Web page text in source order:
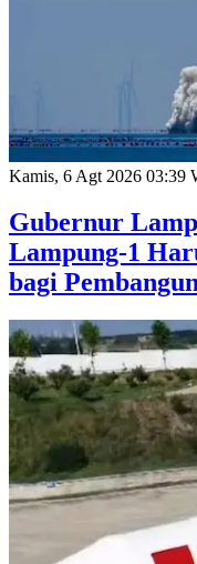
Kamis, 6 Agt 2026 03:39
Gubernur
Lampung-1
bagi